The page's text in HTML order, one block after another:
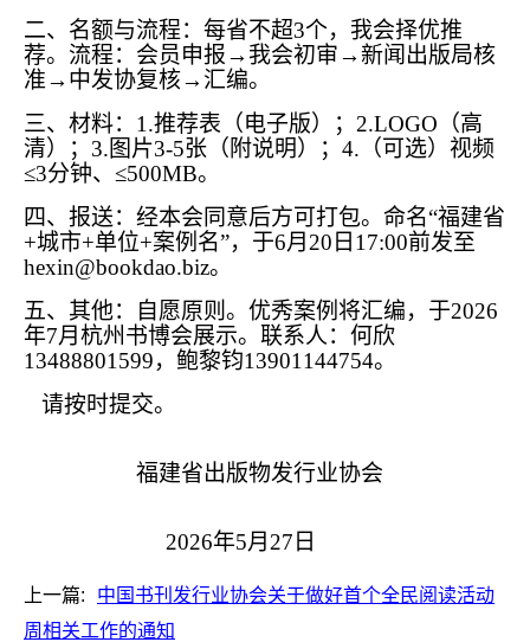
二、名额与流程：每省不超3个，我会择优推
荐。流程：会员申报→我会初审→新闻出版局核
准→中发协复核→汇编。
三、材料：1.推荐表（电子版）；2.LOGO（高
清）；3.图片3-5张（附说明）；4.（可选）视频
≤3分钟、≤500MB。
四、报送：经本会同意后方可打包。命名“福建省
+城市+单位+案例名”，于6月20日17:00前发至
hexin@bookdao.biz。
五、其他：自愿原则。优秀案例将汇编，于2026
年7月杭州书博会展示。联系人：何欣
13488801599，鲍黎钧13901144754。
请按时提交。
福建省出版物发行业协会
2026年5月27日
上一篇:
中国书刊发行业协会关于做好首个全民阅读活动
周相关工作的通知